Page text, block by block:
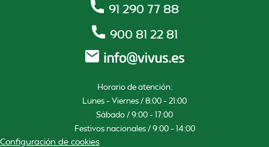
91 290 77 88
900 81 22 81
Horario de atención:
Lunes – Viernes / 8:00 – 21:00
Sábado / 9:00 – 17:00
Festivos nacionales / 9:00 – 14:00
Configuración de cookies